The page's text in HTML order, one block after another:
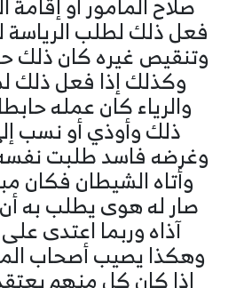
فعل ذلك لطلب الرياسة
وتنقيص غيره كان ذلك
وكذلك إذا فعل ذلك
والرياء كان عمله
ذلك وأوذي أو نسب
وغرضه فاسد طلبت نفسه
وأتاه الشيطان فكان
صار له هوى يطلب به
آذاه وربما اعتدى
وهكذا يصيب أصحاب
إذا كان كل منهم